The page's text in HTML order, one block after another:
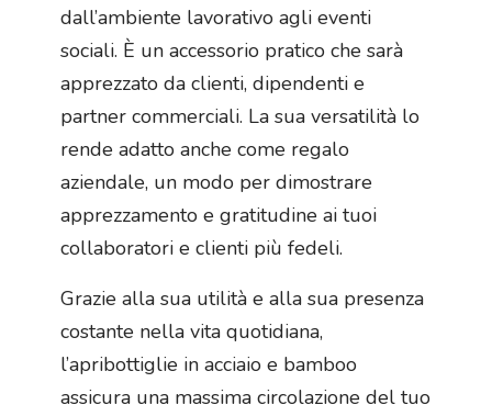
dall’ambiente lavorativo agli eventi
sociali. È un accessorio pratico che sarà
apprezzato da clienti, dipendenti e
partner commerciali. La sua versatilità lo
rende adatto anche come regalo
aziendale, un modo per dimostrare
apprezzamento e gratitudine ai tuoi
collaboratori e clienti più fedeli.
Grazie alla sua utilità e alla sua presenza
costante nella vita quotidiana,
l’apribottiglie in acciaio e bamboo
assicura una massima circolazione del tuo